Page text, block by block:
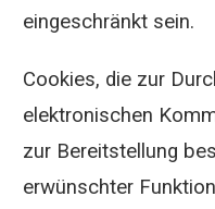
eingeschränkt sein.
Cookies, die zur
elektronischen
zur Bereitstellung
erwünschter